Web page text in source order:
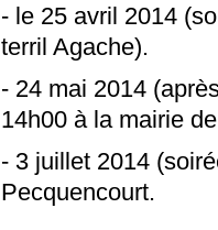
- le 25 avril 2014
terril Agache).
- 24 mai 2014
14h00 à la mairie
- 3 juillet 2014
Pecquencourt.